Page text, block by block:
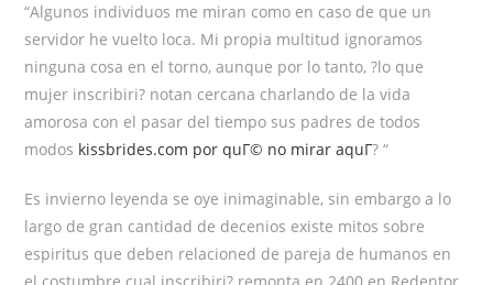
“Algunos individuos me miran como en caso de que un
servidor he vuelto loca. Mi propia multitud ignoramos
ninguna cosa en el torno, aunque por lo tanto, ?lo que
mujer inscribiri? notan cercana charlando de la vida
amorosa con el pasar del tiempo sus padres de todos
modos kissbrides.com por quГ© no mirar aquГ­? “
Es invierno leyenda se oye inimaginable, sin embargo a lo
largo de gran cantidad de decenios existe mitos sobre
espiritus que deben relacioned de pareja de humanos en